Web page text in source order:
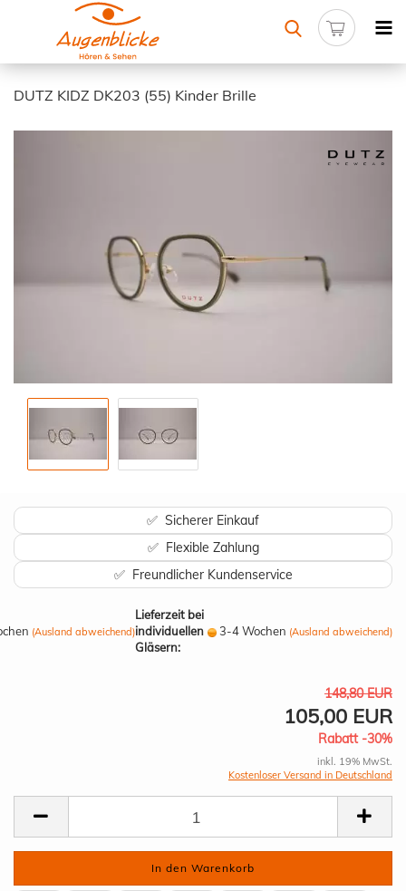
DUTZ KIDZ DK203 (55) Kinder Brille
✅ Sicherer Einkauf
✅ Flexible Zahlung
✅ Freundlicher Kundenservice
(Ausland abweichend)
Lieferzeit bei
individuellen
Gläsern:
3-4 Wochen (Ausland abweichend)
148,80 EUR
105,00 EUR
Rabatt -30%
inkl. 19% MwSt.
Kostenloser Versand in Deutschland